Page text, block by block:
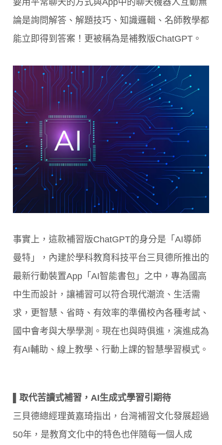
要用平常聊天的方式與App中的聊天機器人互動無
論是詢問解答、解題技巧、知識邏輯、名師教學都
能立即得到答案！更被稱為是補教版ChatGPT。
事實上，這款補習版ChatGPT的身分是「AI導師
曼特」，內建於學科教育科技平台三貝德所推出的
最新行動裝置App「AI智能書包」之中，專為國高
中生而設計，讓補習可以符合現代潮流、生活需
求，更智慧、省時、有效率的準備校內各種考試、
國中會考與大學學測。現在也與時俱進，演進成為
有AI輔助、線上教學、行動上課的智慧學習模式。
▌取代苦讀式補習，AI生成式學習引期待
三貝德總經理黃嘉琦指出，台灣補習文化發展超過
50年，是教育文化中的特色也伴隨每一個人成